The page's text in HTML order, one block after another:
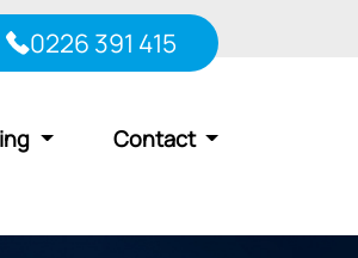
0226 391 415
Contact